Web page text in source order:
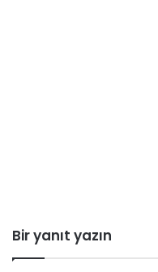
Bir yanıt yazın